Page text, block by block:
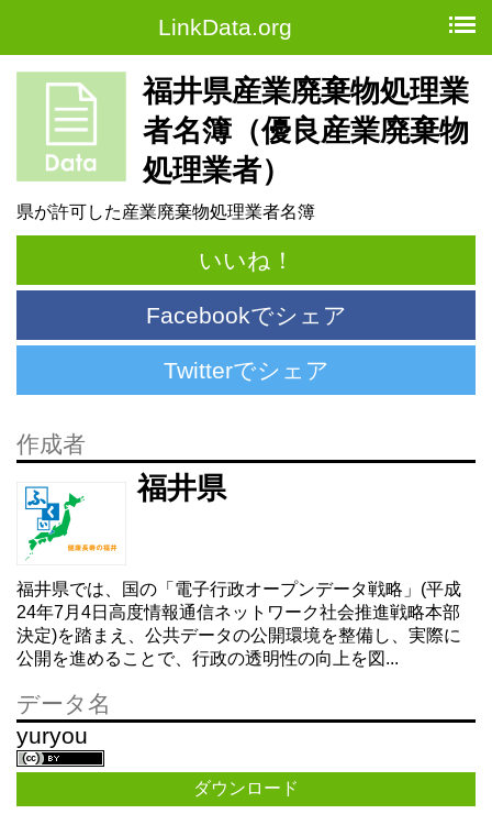
LinkData.org
福井県産業廃棄物処理業
者名簿（優良産業廃棄物
処理業者）
県が許可した産業廃棄物処理業者名簿
いいね！
Facebookでシェア
Twitterでシェア
作成者
福井県
福井県では、国の「電子行政オープンデータ戦略」(平成
24年7月4日高度情報通信ネットワーク社会推進戦略本部
決定)を踏まえ、公共データの公開環境を整備し、実際に
公開を進めることで、行政の透明性の向上を図...
データ名
yuryou
ダウンロード